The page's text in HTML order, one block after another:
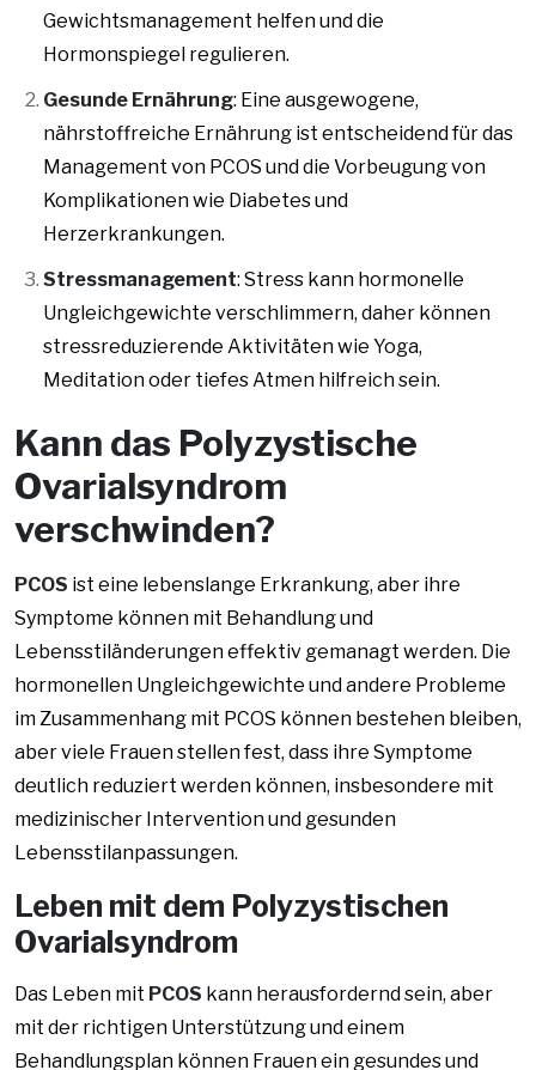
Gewichtsmanagement helfen und die
Hormonspiegel regulieren.
Gesunde Ernährung: Eine ausgewogene,
nährstoffreiche Ernährung ist entscheidend für das
Management von PCOS und die Vorbeugung von
Komplikationen wie Diabetes und
Herzerkrankungen.
Stressmanagement: Stress kann hormonelle
Ungleichgewichte verschlimmern, daher können
stressreduzierende Aktivitäten wie Yoga,
Meditation oder tiefes Atmen hilfreich sein.
Kann das Polyzystische
Ovarialsyndrom
verschwinden?
PCOS ist eine lebenslange Erkrankung, aber ihre
Symptome können mit Behandlung und
Lebensstiländerungen effektiv gemanagt werden. Die
hormonellen Ungleichgewichte und andere Probleme
im Zusammenhang mit PCOS können bestehen bleiben,
aber viele Frauen stellen fest, dass ihre Symptome
deutlich reduziert werden können, insbesondere mit
medizinischer Intervention und gesunden
Lebensstilanpassungen.
Leben mit dem Polyzystischen
Ovarialsyndrom
Das Leben mit PCOS kann herausfordernd sein, aber
mit der richtigen Unterstützung und einem
Behandlungsplan können Frauen ein gesundes und